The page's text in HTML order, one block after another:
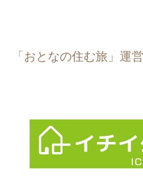
「おとなの住む旅」運